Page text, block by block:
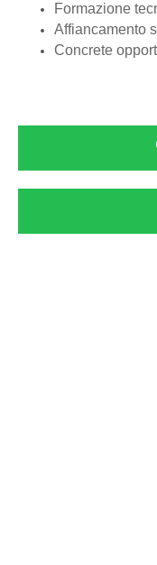
Formazione
Affiancamento
Concrete